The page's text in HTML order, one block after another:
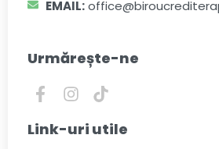
EMAIL:
Urmărește-ne
Link-uri utile